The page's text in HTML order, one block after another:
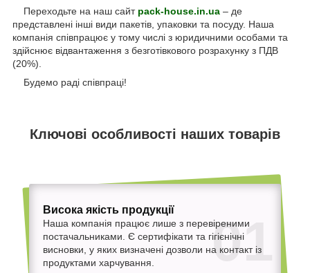
Переходьте на наш сайт pack-house.in.ua – де
представлені інші види пакетів, упаковки та посуду. Наша
компанія співпрацює у тому числі з юридичними особами та
здійснює відвантаження з безготівкового розрахунку з ПДВ
(20%).
Будемо раді співпраці!
Ключові особливості наших товарів
01
Висока якість продукції
Наша компанія працює лише з перевіреними
постачальниками. Є сертифікати та гігієнічні
висновки, у яких визначені дозволи на контакт із
продуктами харчування.